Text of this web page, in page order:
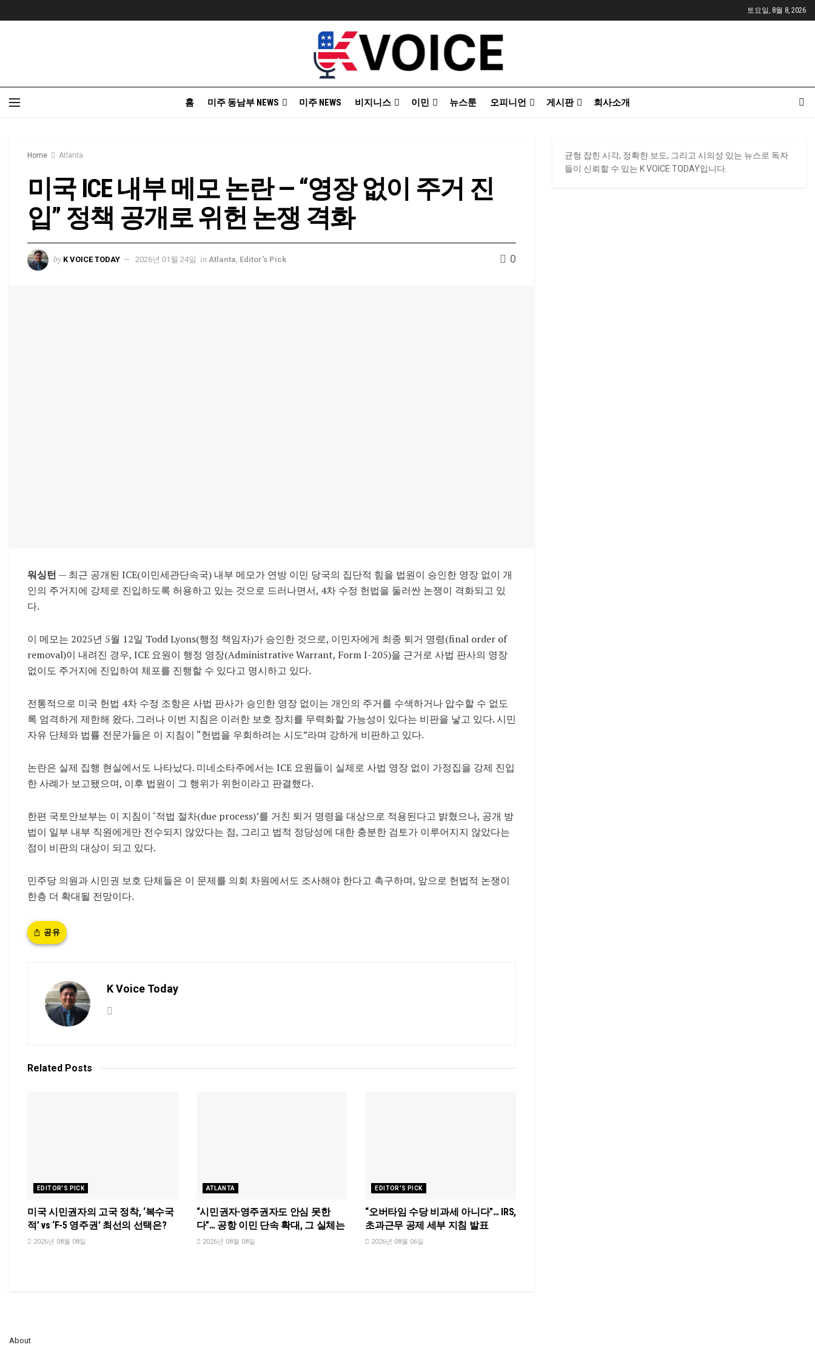
토요일, 8월 8, 2026
홈 미주 동남부 NEWS 미주 NEWS 비지니스 이민 뉴스툰 오피니언 게시판 회사소개
Home Atlanta
미국 ICE 내부 메모 논란 — “영장 없이 주거 진
입” 정책 공개로 위헌 논쟁 격화
by K VOICE TODAY 2026년 01월 24일 in Atlanta Editor's Pick 0
워싱턴 — 최근 공개된 ICE(이민세관단속국) 내부 메모가 연방 이민 당국의 집단적 힘을 법원이 승인한 영장 없이 개
인의 주거지에 강제로 진입하도록 허용하고 있는 것으로 드러나면서, 4차 수정 헌법을 둘러싼 논쟁이 격화되고 있
다.
이 메모는 2025년 5월 12일 Todd Lyons(행정 책임자)가 승인한 것으로, 이민자에게 최종 퇴거 명령(final order of
removal)이 내려진 경우, ICE 요원이 행정 영장(Administrative Warrant, Form I-205)을 근거로 사법 판사의 영장
없이도 주거지에 진입하여 체포를 진행할 수 있다고 명시하고 있다.
전통적으로 미국 헌법 4차 수정 조항은 사법 판사가 승인한 영장 없이는 개인의 주거를 수색하거나 압수할 수 없도
록 엄격하게 제한해 왔다. 그러나 이번 지침은 이러한 보호 장치를 무력화할 가능성이 있다는 비판을 낳고 있다. 시민
자유 단체와 법률 전문가들은 이 지침이 “헌법을 우회하려는 시도”라며 강하게 비판하고 있다.
논란은 실제 집행 현실에서도 나타났다. 미네소타주에서는 ICE 요원들이 실제로 사법 영장 없이 가정집을 강제 진입
한 사례가 보고됐으며, 이후 법원이 그 행위가 위헌이라고 판결했다.
한편 국토안보부는 이 지침이 ‘적법 절차(due process)’를 거친 퇴거 명령을 대상으로 적용된다고 밝혔으나, 공개 방
법이 일부 내부 직원에게만 전수되지 않았다는 점, 그리고 법적 정당성에 대한 충분한 검토가 이루어지지 않았다는
점이 비판의 대상이 되고 있다.
민주당 의원과 시민권 보호 단체들은 이 문제를 의회 차원에서도 조사해야 한다고 촉구하며, 앞으로 헌법적 논쟁이
한층 더 확대될 전망이다.
공유
K Voice Today
Related Posts
EDITOR'S PICK
미국 시민권자의 고국 정착, ‘복수국
적’ vs ‘F-5 영주권’ 최선의 선택은?
2026년 08월 08일
ATLANTA
“시민권자·영주권자도 안심 못한
다”… 공항 이민 단속 확대, 그 실체는
2026년 08월 08일
EDITOR'S PICK
“오버타임 수당 비과세 아니다”… IRS,
초과근무 공제 세부 지침 발표
2026년 08월 06일
균형 잡힌 시각, 정확한 보도, 그리고 시의성 있는 뉴스로 독자
들이 신뢰할 수 있는 K VOICE TODAY입니다.
About